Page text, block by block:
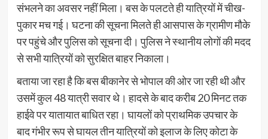
संभलने का अवसर नहीं मिला। बस के पलटते ही यात्रियों में चीख-
पुकार मच गई। घटना की सूचना मिलते ही आसपास के ग्रामीण मौके
पर पहुंचे और पुलिस को सूचना दी। पुलिस ने स्थानीय लोगों की मदद
से सभी यात्रियों को सुरक्षित बाहर निकाला।
बताया जा रहा है कि बस बीकानेर से भोपाल की ओर जा रही थी और
उसमें कुल 48 यात्री सवार थे। हादसे के बाद करीब 20 मिनट तक
हाईवे पर यातायात बाधित रहा। घायलों को प्राथमिक उपचार के
बाद गंभीर रूप से घायल तीन यात्रियों को इलाज के लिए कोटा के